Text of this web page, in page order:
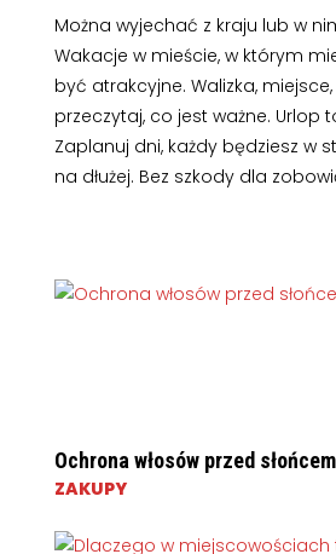
Można wyjechać z kraju lub w
Wakacje w mieście, w którym
być atrakcyjne. Walizka,
przeczytaj, co jest ważne. Urlop
Zaplanuj dni, każdy będziesz w
na dłużej. Bez szkody dla
Ochrona włosów przed słońcem
ZAKUPY